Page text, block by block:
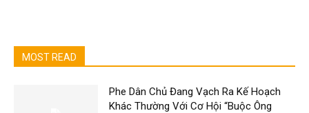
MOST READ
Phe Dân Chủ Đang Vạch Ra Kế Hoạch
Khác Thường Với Cơ Hội “Buộc Ông